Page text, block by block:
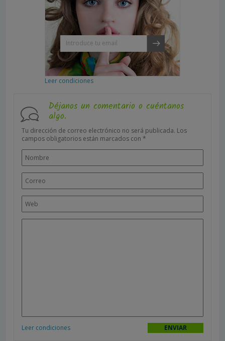
Leer condiciones
Déjanos un comentario o cuéntanos
algo.
Tu dirección de correo electrónico no será publicada. Los
campos obligatorios están marcados con *
Leer condiciones